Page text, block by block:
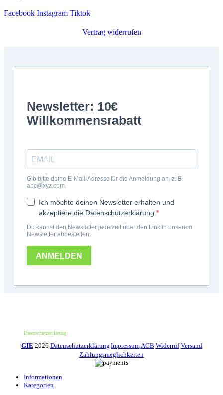
Facebook Instagram Tiktok
Vertrag widerrufen
Datenschutzerklärung
GIE 2026 Datenschutzerklärung ImpressumAGB Widerruf Versand
Zahlungsmöglichkeiten
Informationen
Kategorien